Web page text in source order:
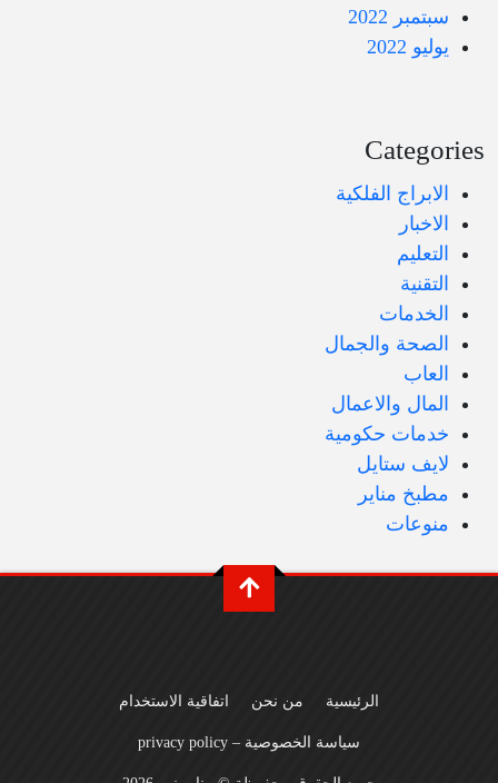
سبتمبر 2022
يوليو 2022
Categories
الابراج الفلكية
الاخبار
التعليم
التقنية
الخدمات
الصحة والجمال
العاب
المال والاعمال
خدمات حكومية
لايف ستايل
مطبخ مناير
منوعات
الرئيسية من نحن اتفاقية الاستخدام
سياسة الخصوصية – privacy policy